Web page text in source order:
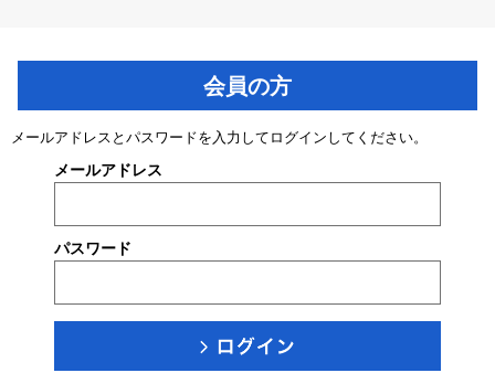
会員の方
メールアドレスとパスワードを入力してログインしてください。
メールアドレス
パスワード